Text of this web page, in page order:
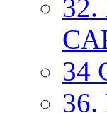
32.
34
36.